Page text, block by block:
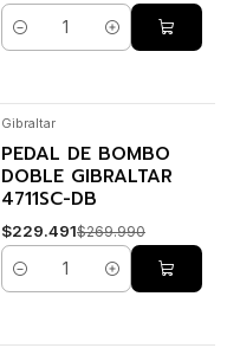
Cantidad
Gibraltar
PEDAL DE BOMBO
DOBLE GIBRALTAR
4711SC-DB
$229.491$269.990
Cantidad